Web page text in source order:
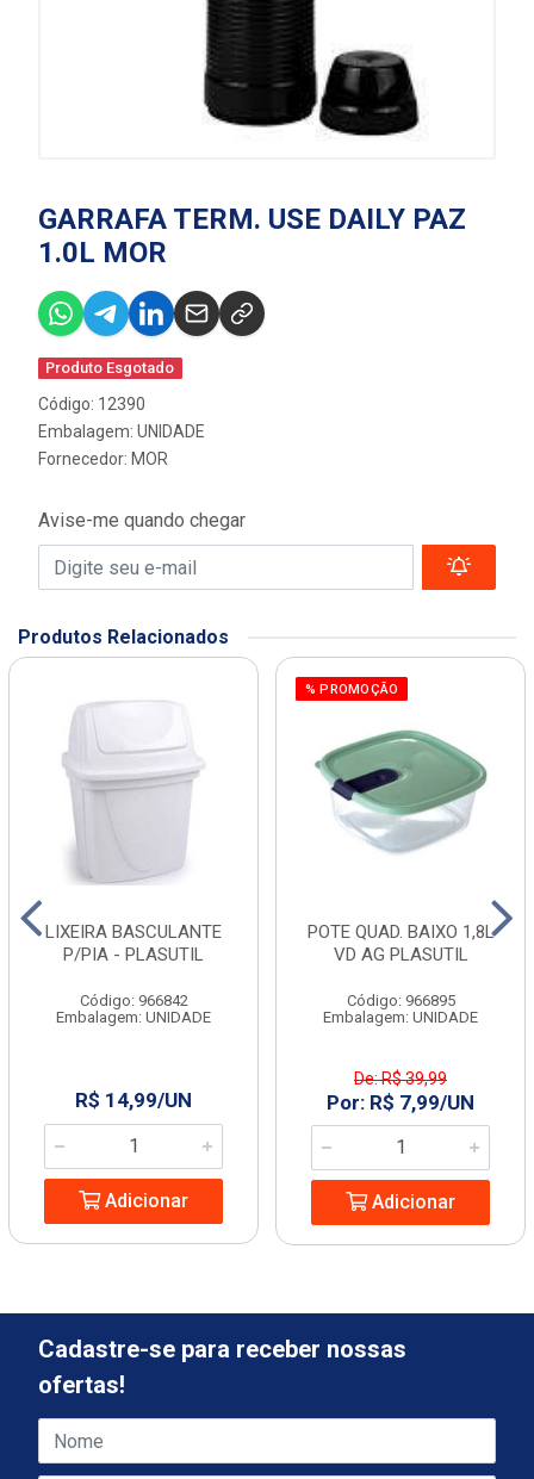
GARRAFA TERM. USE DAILY PAZ
1.0L MOR
Produto Esgotado
Código: 12390
Embalagem: UNIDADE
Fornecedor: MOR
Avise-me quando chegar
Produtos Relacionados
LIXEIRA BASCULANTE
P/PIA - PLASUTIL
Código: 966842
Embalagem: UNIDADE
R$ 14,99/UN
Adicionar
% PROMOÇÃO
POTE QUAD. BAIXO 1,8L
VD AG PLASUTIL
Código: 966895
Embalagem: UNIDADE
De: R$ 39,99
Por: R$ 7,99/UN
Adicionar
Cadastre-se para receber nossas
ofertas!